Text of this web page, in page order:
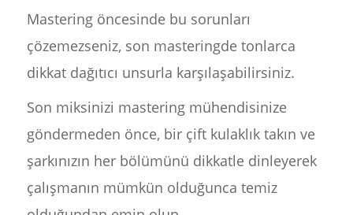
Mastering öncesinde bu sorunları
çözemezseniz, son masteringde tonlarca
dikkat dağıtıcı unsurla karşılaşabilirsiniz.
Son miksinizi mastering mühendisinize
göndermeden önce, bir çift kulaklık takın ve
şarkınızın her bölümünü dikkatle dinleyerek
çalışmanın mümkün olduğunca temiz